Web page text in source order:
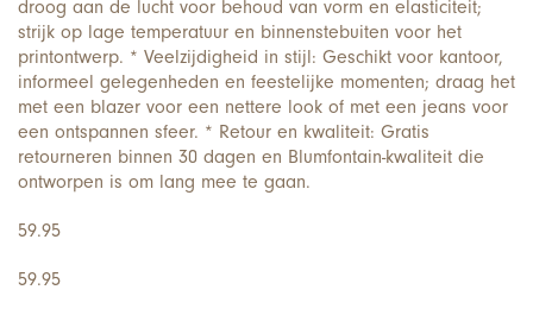
droog aan de lucht voor behoud van vorm en elasticiteit;
strijk op lage temperatuur en binnenstebuiten voor het
printontwerp. * Veelzijdigheid in stijl: Geschikt voor kantoor,
informeel gelegenheden en feestelijke momenten; draag het
met een blazer voor een nettere look of met een jeans voor
een ontspannen sfeer. * Retour en kwaliteit: Gratis
retourneren binnen 30 dagen en Blumfontain-kwaliteit die
ontworpen is om lang mee te gaan.
59.95
59.95